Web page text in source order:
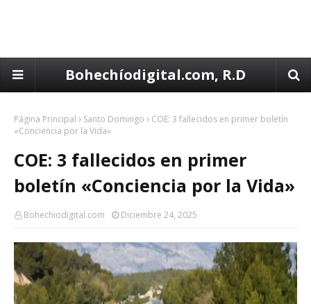
Bohechíodigital.com, R.D
Página Principal Santo Domingo
COE: 3 fallecidos en primer boletín
«Conciencia por la Vida»
COE: 3 fallecidos en primer
boletín «Conciencia por la Vida»
Bohechiodigital.com Diciembre 24, 2025